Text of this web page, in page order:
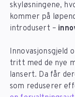
skyløsningene,
kommer på
introdusert –
Innovasjonsgjeld
tritt med de nye
lansert. Da får
som reduserer